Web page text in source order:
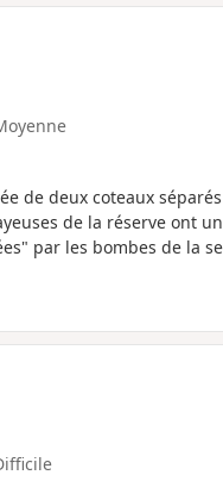
de deux coteaux
de la réserve ont
par les bombes de la